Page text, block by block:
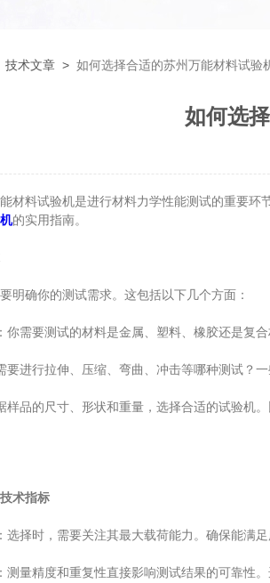
技术文章 > 如何选择合适的苏州万能材料试验
如何选
料试验机是进行材料力学性能测试的重要环
的实用指南。
确你的测试需求。这包括以下几个方面：
要测试的材料是金属、塑料、橡胶还是复合
行拉伸、压缩、弯曲、冲击等哪种测试？一
的尺寸、形状和重量，选择合适的试验机。
术指标
时，需要关注其最大载荷能力。确保能满足
精度和重复性直接影响测试结果的可靠性。